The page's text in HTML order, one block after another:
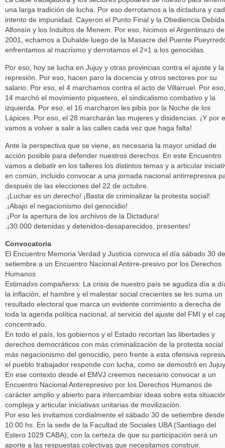
una larga tradición de lucha. Por eso derrotamos a la dictadura y
intento de impunidad. Cayeron el Punto Final y la Obediencia
Alfonsín y los Indultos de Menem. Por eso, hicimos el Argentinazo de
2001, echamos a Duhalde luego de la Masacre del Puente
enfrentamos al macrismo y derrotamos el 2×1 a los genocidas.
Por eso, hoy se lucha en Jujuy y otras provincias contra el ajuste y la
represión. Por eso, hacen paro la docencia y otros sectores por su
salario. Por eso, el 4 marchamos contra el acto de Villarruel. Por
14 marchó el movimiento piquetero, el sindicalismo combativo y la
izquierda. Por eso, el 16 marcharon les pibis por la Noche de los
Lápices. Por eso, el 28 marcharán las mujeres y disidencias. ¡Y por
vamos a volver a salir a las calles cada vez que haga falta!
Ante la perspectiva que se viene, es necesaria la mayor unidad de
acción posible para defender nuestros derechos. En este Encuentro
vamos a debatir en los talleres los distintos temas y a articular
en común, incluido convocar a una jornada nacional antirrepresiva
después de las elecciones del 22 de octubre.
.¡Luchar es un derecho! ¡Basta de criminalizar la protesta social!
.¡Abajo el negacionismo del genocidio!
.¡Por la apertura de los archivos de la Dictadura!
.¡30.000 detenidas y detenidos-desaparecidos, presentes!
Convocatoria
El Encuentro Memoria Verdad y Justicia convoca el día sábado 30 de
setiembre a un Encuentro Nacional Antirre-presivo por los Derechos
Humanos
Estimadxs compañerxs: La crisis de nuestro país se agudiza día a
la inflación, el hambre y el malestar social crecientes se les suma un
resultado electoral que marca un evidente corrimiento a derecha de
toda la agenda política nacional, al servicio del ajuste del FMI y el
concentrado.
En todo el país, los gobiernos y el Estado recortan las libertades y
derechos democráticos con más criminalización de la protesta social
más negacionismo del genocidio, pero frente a esta ofensiva
el pueblo trabajador responde con lucha, como se demostró en
En ese contexto desde el EMVJ creemos necesario convocar a un
Encuentro Nacional Antirrepresivo por los Derechos Humanos de
carácter amplio y abierto para intercambiar ideas sobre esta
compleja y articular iniciativas unitarias de movilización.
Por eso les invitamos cordialmente el sábado 30 de setiembre
10:00 hs. En la sede de la Facultad de Sociales UBA (Santiago del
Estero 1029 CABA), con la certeza de que su participación será un
aporte a las respuestas colectivas que necesitamos construir.